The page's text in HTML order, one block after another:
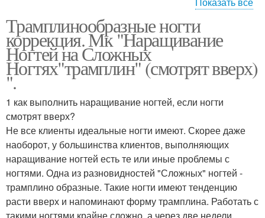
Ногти на ногах
Трамплинообразные ногти
коррекция. Мк "Наращивание
Ногтей на Сложных
Ногтях"трамплин" (смотрят вверх)
".
1 как выполнить наращивание ногтей, если ногти
смотрят вверх?
Не все клиенты идеальные ногти имеют. Скорее даже
наоборот, у большинства клиентов, выполняющих
наращивание ногтей есть те или иные проблемы с
ногтями. Одна из разновидностей "Сложных" ногтей -
трамплино образные. Такие ногти имеют тенденцию
расти вверх и напоминают форму трамплина. Работать с